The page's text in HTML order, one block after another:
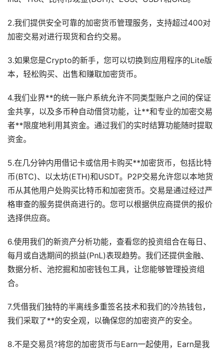
2.我们提供安全可靠的加密货币管理服务，支持超过400对
加密交易对进行现货和合约交易。
3.如果您是Crypto的新手，您可以切换到应用程序的Lite版
本，轻松购买、出售和赚取加密货币。
4.我们业界**的统一账户系统允许不同类型账户之间的保证
金共享，以及多币种自动借贷功能，让**和专业的加密交易
者**限度地利用其资金。通过我们的实时结算功能随时提取
资金。
5.在几分钟内用借记卡或信用卡购买**加密货币，包括比特
币(BTC)、以太坊(ETH)和USDT。P2P交易允许您以本地货
币从其他用户处购买比特币和加密货币。交易是通过经过严
格审查的服务提供商进行的。您可以根据供应商提供的报价
选择供应商。
6.使用我们的新资产分析功能，查看您的投资组合在每日、
每月或自选期间的损益(PnL)表现趋势。我们还提供金融、
数据分析、池挖掘和加密钱包工具，让您能够管理投资组
合。
7.凭借我们独特的半离线多重签名技术和我们的冷热钱包，
我们采取了**的安全观，以确保您的加密资产的安全。
8.不是交易员?将您的加密货币与Earn一起使用，Earn是我